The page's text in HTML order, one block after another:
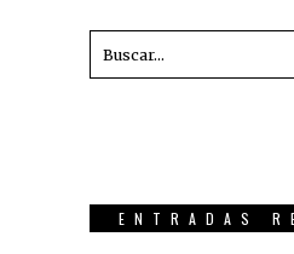
ENTRADAS